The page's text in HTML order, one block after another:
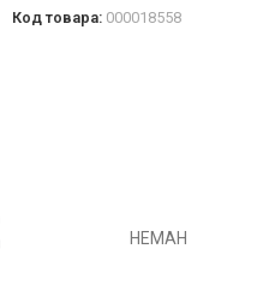
Код товара: 000018558
НЕМАН